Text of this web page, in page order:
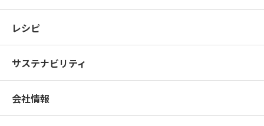
レシピ
サステナビリティ
会社情報